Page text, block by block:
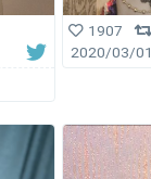
1907
2020/03/01